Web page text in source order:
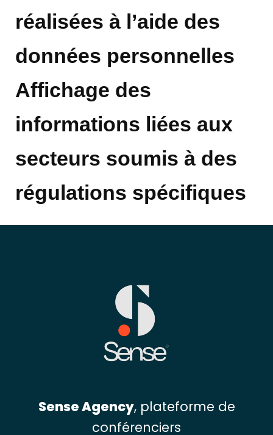
réalisées à l’aide des
données personnelles
Affichage des
informations liées aux
secteurs soumis à des
régulations spécifiques
Sense Agency, plateforme de
conférenciers